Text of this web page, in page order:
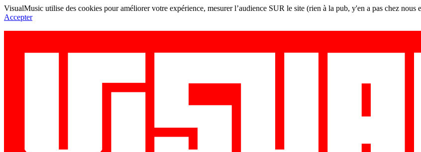
VisualMusic utilise des cookies pour améliorer votre expérience, mesurer l’audience SUR le site (rien à la pub, y'en a pas chez nous
Accepter